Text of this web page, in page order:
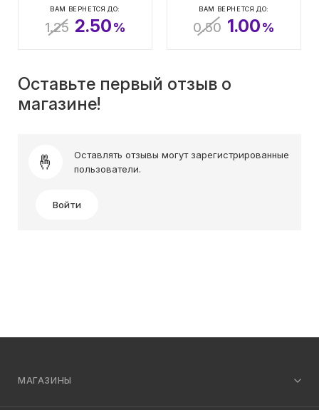
ВАМ ВЕРНЕТСЯ ДО:
1.25 2.50%
ВАМ ВЕРНЕТСЯ ДО:
0.50 1.00%
Оставьте первый отзыв о
магазине!
Оставлять отзывы могут зарегистрированные
пользователи.
Войти
МАГАЗИНЫ